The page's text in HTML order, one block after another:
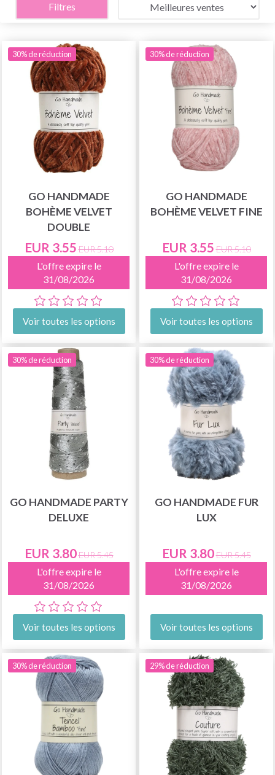
Filtres
30% de réduction
GO HANDMADE
BOHÈME VELVET
DOUBLE
EUR 3.55 EUR 5.10
L'offre expire le
31/08/2026
Voir toutes les options
30% de réduction
GO HANDMADE
BOHÈME VELVET FINE
EUR 3.55 EUR 5.10
L'offre expire le
31/08/2026
Voir toutes les options
30% de réduction
GO HANDMADE PARTY
DELUXE
EUR 3.80EUR 5.45
L'offre expire le
31/08/2026
Voir toutes les options
30% de réduction
GO HANDMADE FUR
LUX
EUR 3.80EUR 5.45
L'offre expire le
31/08/2026
Voir toutes les options
30% de réduction 29% de réduction